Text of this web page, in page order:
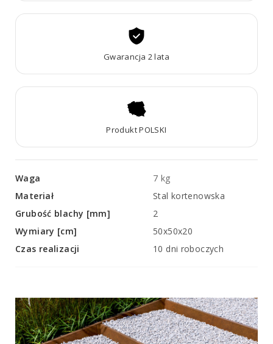
Gwarancja 2 lata
Produkt POLSKI
Waga
7 kg
Materiał
Stal kortenowska
Grubość blachy [mm]
2
Wymiary [cm]
50x50x20
Czas realizacji
10 dni roboczych